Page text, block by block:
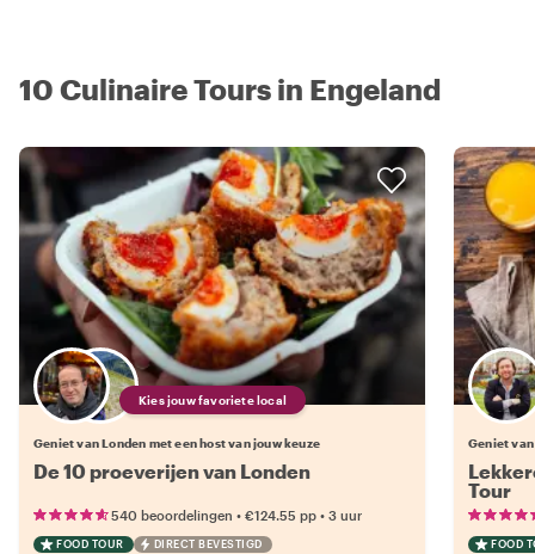
10 Culinaire Tours in Engeland
Kies jouw favoriete local
Geniet van Londen met een host van jouw keuze
De 10 proeverijen van Londen
540 beoordelingen • €124.55 pp • 3 uur
FOOD TOUR DIRECT BEVESTIGD
Geniet van
Tour
FOOD